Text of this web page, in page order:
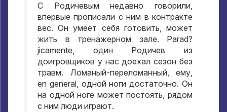
С Родичевым недавно говорили,
впервые прописали с ним в контракте
вес.Он умеет себя готовить,может
жить в тренажерном зале. Parad?
jicamente, один Родичев из
доигровщиков у нас доехал сезон без
травм. Ломаный-переломанный, ему,
en general, одной ноги достаточно.Он
на одной ноге может постоять,рядом
с ним люди играют.